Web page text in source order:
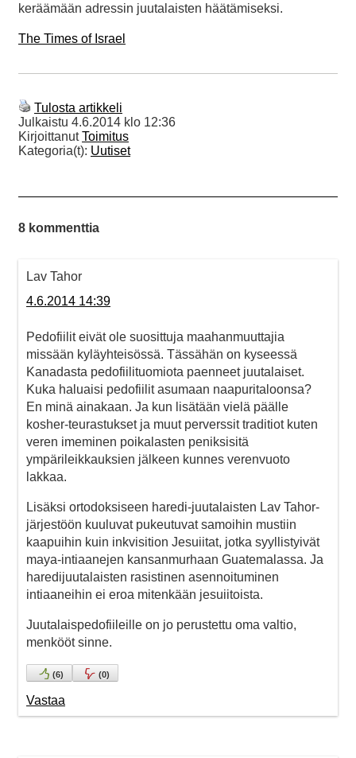
keräämään adressin juutalaisten häätämiseksi.
The Times of Israel
Tulosta artikkeli
Julkaistu 4.6.2014 klo 12:36
KirjoittanutToimitus
Kategoria(t): Uutiset
8 kommenttia
Lav Tahor
4.6.2014 14:39
Pedofiilit eivät ole suosittuja maahanmuuttajia
missään kyläyhteisössä. Tässähän on kyseessä
Kanadasta pedofiilituomiota paenneet juutalaiset.
Kuka haluaisi pedofiilit asumaan naapuritaloonsa?
En minä ainakaan. Ja kun lisätään vielä päälle
kosher-teurastukset ja muut perverssit traditiot kuten
veren imeminen poikalasten peniksisitä
ympärileikkauksien jälkeen kunnes verenvuoto
lakkaa.
Lisäksi ortodoksiseen haredi-juutalaisten Lav Tahor-
järjestöön kuuluvat pukeutuvat samoihin mustiin
kaapuihin kuin inkvisition Jesuiitat, jotka syyllistyivät
maya-intiaanejen kansanmurhaan Guatemalassa. Ja
haredijuutalaisten rasistinen asennoituminen
intiaaneihin ei eroa mitenkään jesuiitoista.
Juutalaispedofiileille on jo perustettu oma valtio,
menkööt sinne.
(6) (0)
Vastaa